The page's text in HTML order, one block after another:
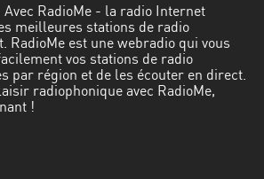
Avec RadioMe - la radio Internet
meilleures stations de radio
RadioMe est une webradio qui vous
vos stations de radio
par région et de les écouter en direct.
radiophonique avec RadioMe,
!